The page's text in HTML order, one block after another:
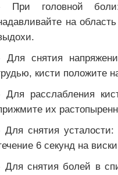
При головной боли:
на
Для снятия
кисти положите
Для расслабления
их
Для снятия усталости:
6 секунд на
Для снятия болей в